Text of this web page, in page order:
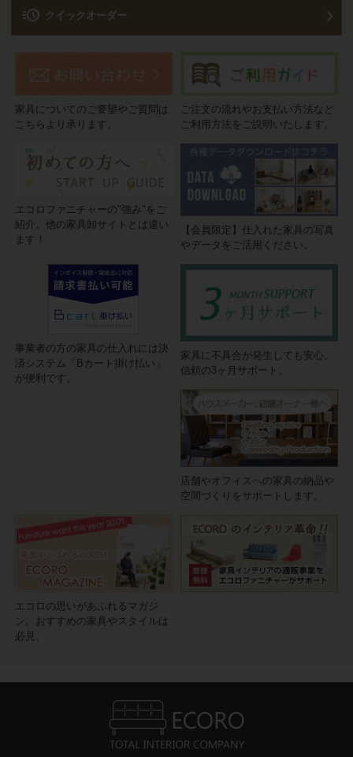
acute クイックオーダー
家具についてのご要望やご質問は
こちらより承ります。
ご注文の流れやお支払い方法など
ご利用方法をご説明いたします。
エコロファニチャーの"強み"をご
紹介。他の家具卸サイトとは違い
ます！
【会員限定】仕入れた家具の写真
やデータをご活用ください。
事業者の方の家具の仕入れには決
済システム「Bカート掛け払い」
が便利です。
家具に不具合が発生しても安心。
信頼の3ヶ月サポート。
店舗やオフィスへの家具の納品や
空間づくりをサポートします。
エコロの思いがあふれるマガジ
ン。おすすめの家具やスタイルは
必見。